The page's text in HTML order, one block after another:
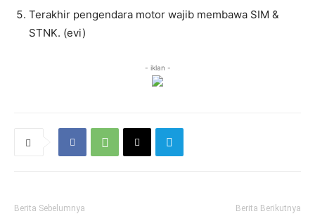
Terakhir pengendara motor wajib membawa SIM &
STNK. (evi)
- iklan -
Berita Sebelumnya Berita Berikutnya